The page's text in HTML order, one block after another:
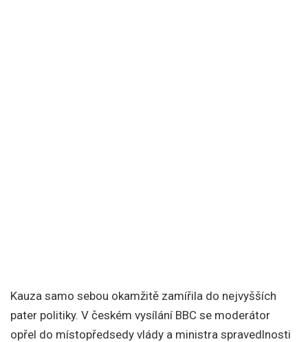
Kauza samo sebou okamžitě zamířila do nejvyšších
pater politiky. V českém vysílání BBC se moderátor
opřel do místopředsedy vlády a ministra spravedlnosti